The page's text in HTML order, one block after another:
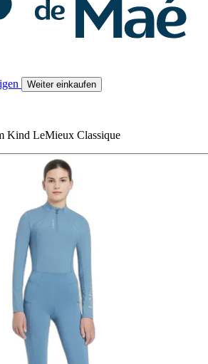
Weiter einkaufen
Kind LeMieux Classique